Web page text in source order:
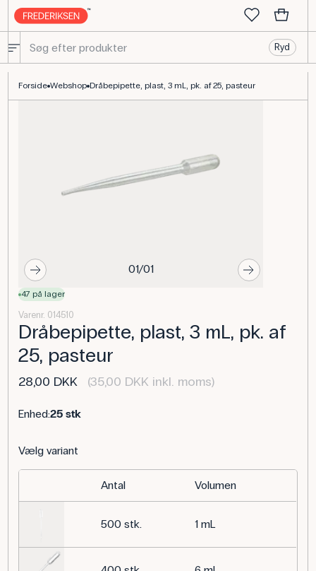
Ryd
Forside Webshop Dråbepipette, plast, 3 mL, pk. af 25, pasteur
01/01
47 på lager
Varenr. 014510
Dråbepipette, plast, 3 mL, pk. af
25, pasteur
28,00 DKK (35,00 DKK inkl. moms)
Enhed:25 stk
Vælg variant
Antal Volumen
500 stk. 1 mL